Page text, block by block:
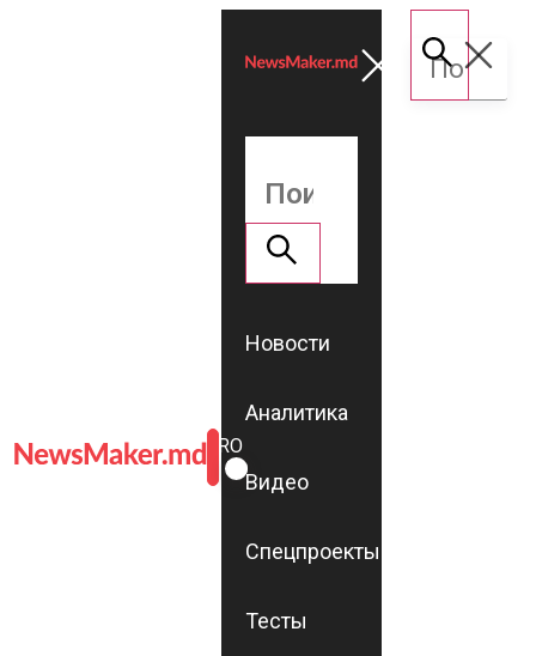
ROMÂNĂ
RU
Новости
Аналитика
Видео
Спецпроекты
Тесты